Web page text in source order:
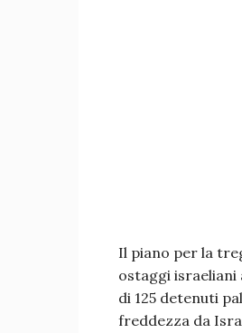
Il piano per la
ostaggi israeliani
di 125 detenuti
freddezza da